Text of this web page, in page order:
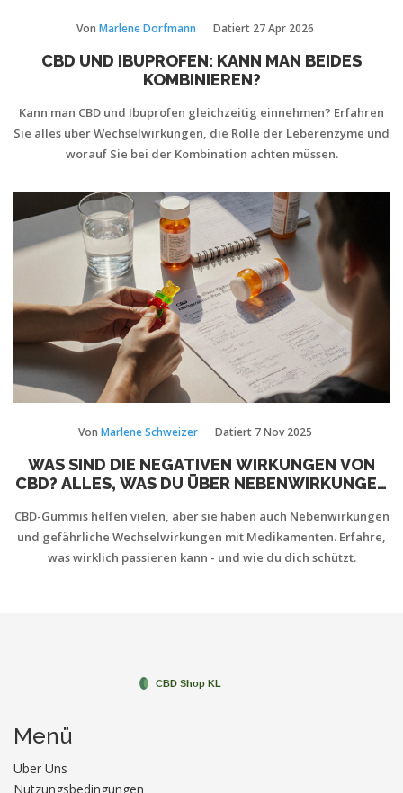
Von Marlene Dorfmann Datiert 27 Apr 2026
CBD UND IBUPROFEN: KANN MAN BEIDES
KOMBINIEREN?
Kann man CBD und Ibuprofen gleichzeitig einnehmen? Erfahren
Sie alles über Wechselwirkungen, die Rolle der Leberenzyme und
worauf Sie bei der Kombination achten müssen.
Von Marlene Schweizer Datiert 7 Nov 2025
WAS SIND DIE NEGATIVEN WIRKUNGEN VON
CBD? ALLES, WAS DU ÜBER NEBENWIRKUNGEN
CBD-Gummis helfen vielen, aber sie haben auch Nebenwirkungen
und gefährliche Wechselwirkungen mit Medikamenten. Erfahre,
was wirklich passieren kann - und wie du dich schützt.
Menü
Über Uns
Nutzungsbedingungen